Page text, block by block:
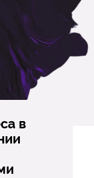
в